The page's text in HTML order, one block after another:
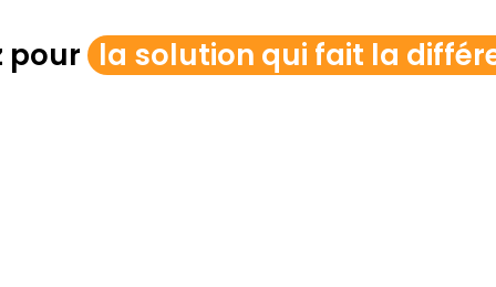
pour la solution qui fait la